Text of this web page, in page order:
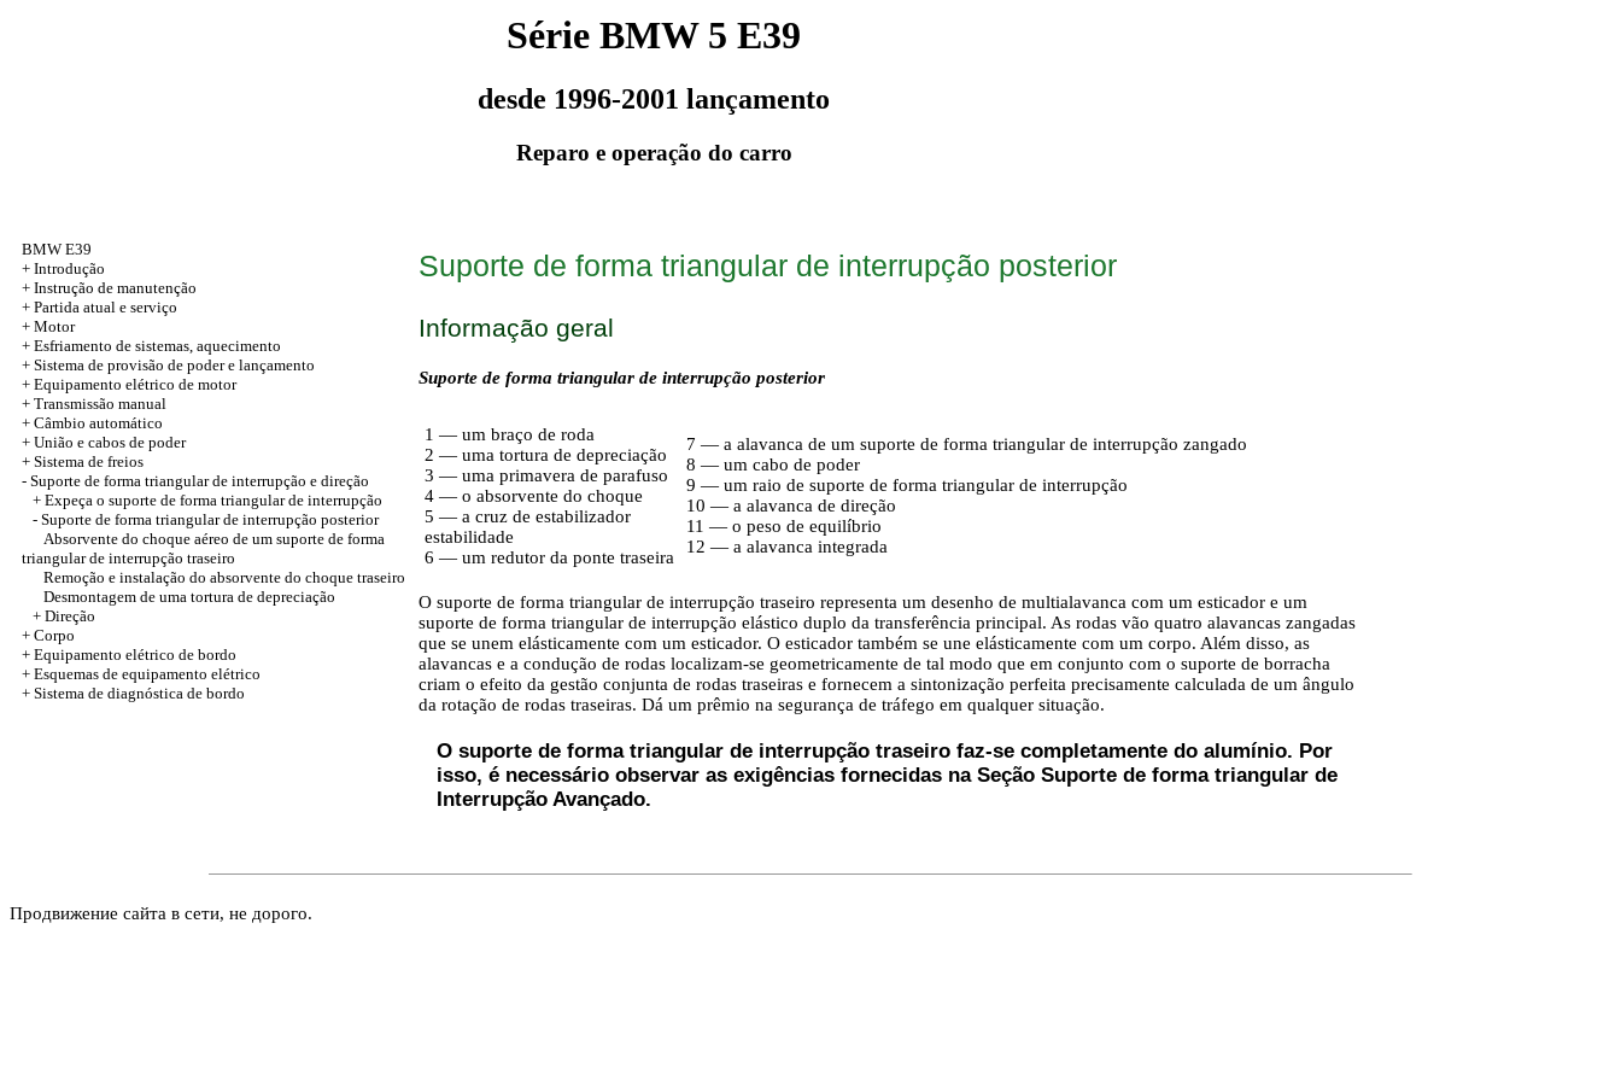
Série BMW 5 E39
desde 1996-2001 lançamento
Reparo e operação do carro
BMW E39
+ Introdução
+ Instrução de manutenção
+ Partida atual e serviço
+ Motor
+ Esfriamento de sistemas, aquecimento
+ Sistema de provisão de poder e lançamento
+ Equipamento elétrico de motor
+ Transmissão manual
+ Câmbio automático
+ União e cabos de poder
+ Sistema de freios
- Suporte de forma triangular de interrupção e direção
+ Expeça o suporte de forma triangular de interrupção
- Suporte de forma triangular de interrupção posterior
Absorvente do choque aéreo de um suporte de forma
triangular de interrupção traseiro
Remoção e instalação do absorvente do choque traseiro
Desmontagem de uma tortura de depreciação
+ Direção
+ Corpo
+ Equipamento elétrico de bordo
+ Esquemas de equipamento elétrico
+ Sistema de diagnóstica de bordo
Suporte de forma triangular de interrupção posterior
Informação geral
Suporte de forma triangular de interrupção posterior
1 — um braço de roda
2 — uma tortura de depreciação
3 — uma primavera de parafuso
4 — o absorvente do choque
5 — a cruz de estabilizador
estabilidade
6 — um redutor da ponte traseira
7 — a alavanca de um suporte de forma triangular de interrupção zangado
8 — um cabo de poder
9 — um raio de suporte de forma triangular de interrupção
10 — a alavanca de direção
11 — o peso de equilíbrio
12 — a alavanca integrada
O suporte de forma triangular de interrupção traseiro representa um desenho de multialavanca com um esticador e um
suporte de forma triangular de interrupção elástico duplo da transferência principal. As rodas vão quatro alavancas zangadas
que se unem elásticamente com um esticador. O esticador também se une elásticamente com um corpo. Além disso, as
alavancas e a condução de rodas localizam-se geometricamente de tal modo que em conjunto com o suporte de borracha
criam o efeito da gestão conjunta de rodas traseiras e fornecem a sintonização perfeita precisamente calculada de um ângulo
da rotação de rodas traseiras. Dá um prêmio na segurança de tráfego em qualquer situação.
O suporte de forma triangular de interrupção traseiro faz-se completamente do alumínio. Por
isso, é necessário observar as exigências fornecidas na Seção Suporte de forma triangular de
Interrupção Avançado.
Продвижение сайта в сети, не дорого.